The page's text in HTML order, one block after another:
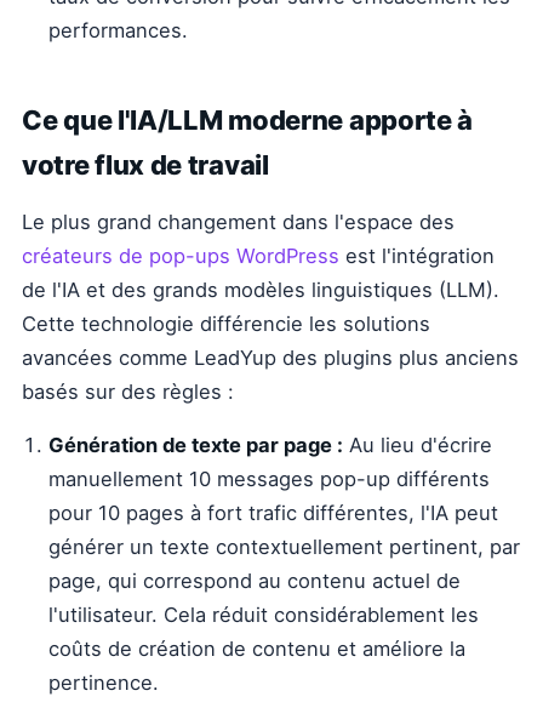
performances.
Ce que l'IA/LLM moderne apporte à
votre flux de travail
Le plus grand changement dans l'espace des
créateurs de pop-ups WordPress est l'intégration
de l'IA et des grands modèles linguistiques (LLM).
Cette technologie différencie les solutions
avancées comme LeadYup des plugins plus anciens
basés sur des règles :
Génération de texte par page : Au lieu d'écrire
manuellement 10 messages pop-up différents
pour 10 pages à fort trafic différentes, l'IA peut
générer un texte contextuellement pertinent, par
page, qui correspond au contenu actuel de
l'utilisateur. Cela réduit considérablement les
coûts de création de contenu et améliore la
pertinence.